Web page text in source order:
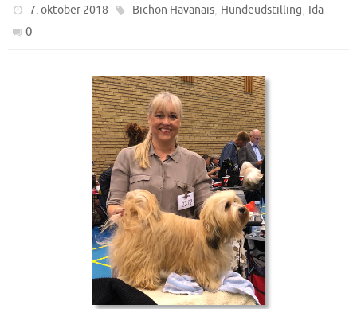
7. oktober 2018 Bichon Havanais, Hundeudstilling, Ida
0